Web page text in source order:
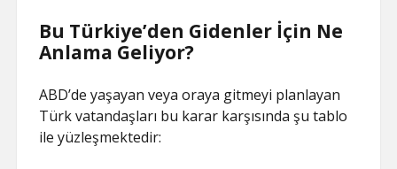
Bu Türkiye’den Gidenler İçin Ne
Anlama Geliyor?
ABD’de yaşayan veya oraya gitmeyi planlayan
Türk vatandaşları bu karar karşısında şu tablo
ile yüzleşmektedir: